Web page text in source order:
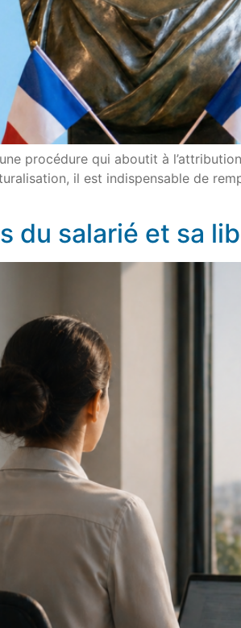
procédure qui aboutit à
il est indispensable de
du salarié et sa